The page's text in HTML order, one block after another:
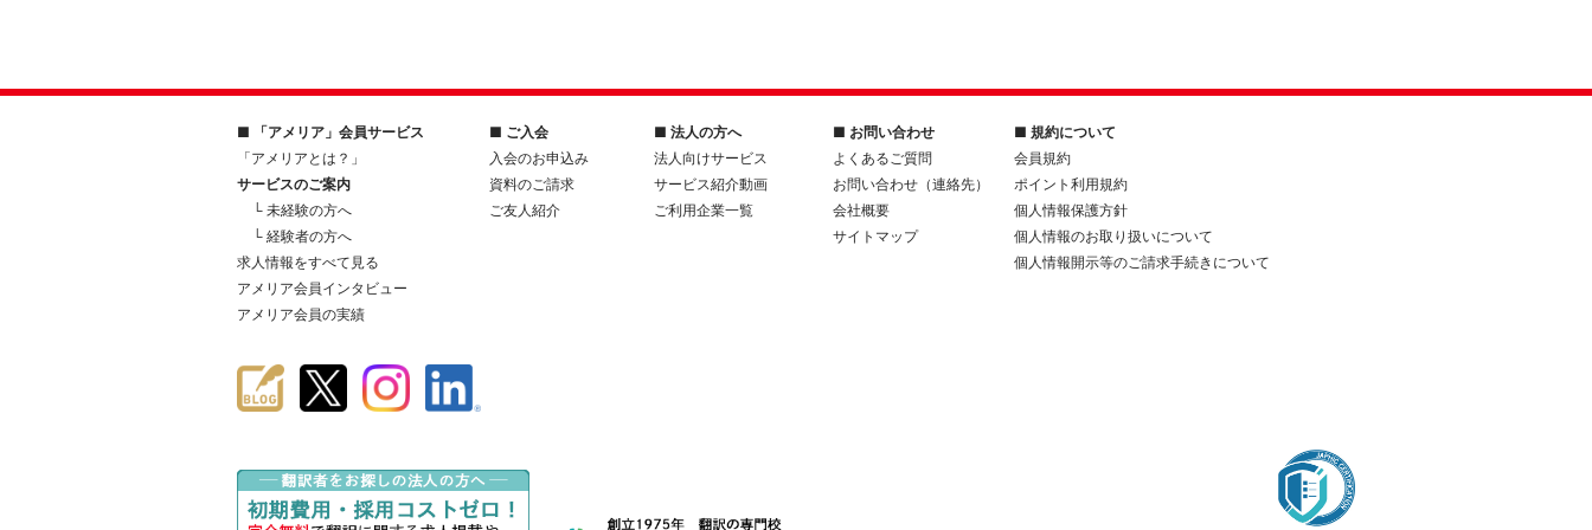
■ 「アメリア」会員サービス
「アメリアとは？」
サービスのご案内
└ 未経験の方へ
└ 経験者の方へ
求人情報をすべて見る
アメリア会員インタビュー
アメリア会員の実績
■ ご入会
入会のお申込み
資料のご請求
ご友人紹介
■ 法人の方へ
法人向けサービス
サービス紹介動画
ご利用企業一覧
■ お問い合わせ
よくあるご質問
お問い合わせ（連絡先）
会社概要
サイトマップ
■ 規約について
会員規約
ポイント利用規約
個人情報保護方針
個人情報のお取り扱いについて
個人情報開示等のご請求手続きについて